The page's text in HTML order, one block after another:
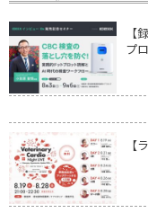
【
プ
【